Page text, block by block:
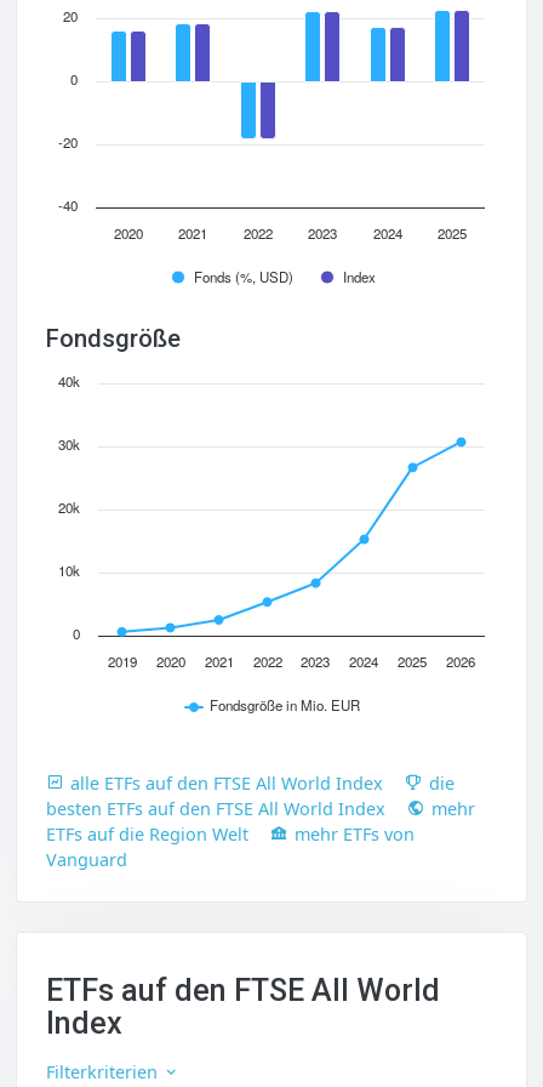
Fonds (%, USD) Index
2020 2021 2022 2023 2024 2025
-40
-20
0
20
Fondsgröße
Fondsgröße in Mio. EUR
2019 2020 2021 2022 2023 2024 2025 2026
0
10k
20k
30k
40k
alle ETFs auf den FTSE All World Index
die
besten ETFs auf den FTSE All World Index
mehr
ETFs auf die Region Welt
mehr ETFs von
Vanguard
ETFs auf den FTSE All World
Index
Filterkriterien